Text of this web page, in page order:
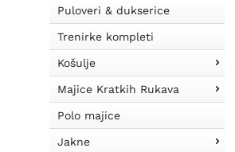
Puloveri & dukserice
Trenirke kompleti
Košulje
Majice Kratkih Rukava
Polo majice
Jakne
POPULARAN!